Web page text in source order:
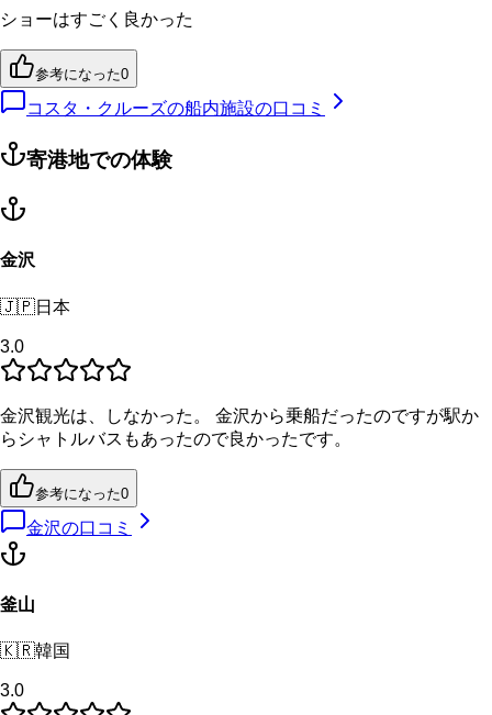
ショーはすごく良かった
参考になった0
コスタ・クルーズの船内施設の口コミ
寄港地での体験
金沢
🇯🇵日本
3.0
金沢観光は、しなかった。 金沢から乗船だったのですが駅か
らシャトルバスもあったので良かったです。
参考になった0
金沢の口コミ
釜山
🇰🇷韓国
3.0